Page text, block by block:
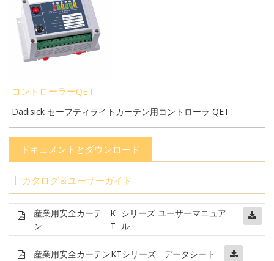
コントローラーQET
Dadisick セーフティライトカーテン用コントローラ QET
ドキュメントとダウンロード
カタログ＆ユーザーガイド
産業用安全カーテ
ン
K
T
シリーズ ユーザーマニュア
ル
産業用安全カーテンKTシリーズ - データシート